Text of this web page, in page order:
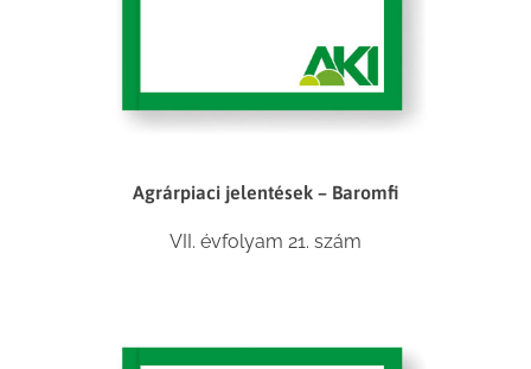
Agrárpiaci jelentések – Baromfi
VII. évfolyam 21. szám